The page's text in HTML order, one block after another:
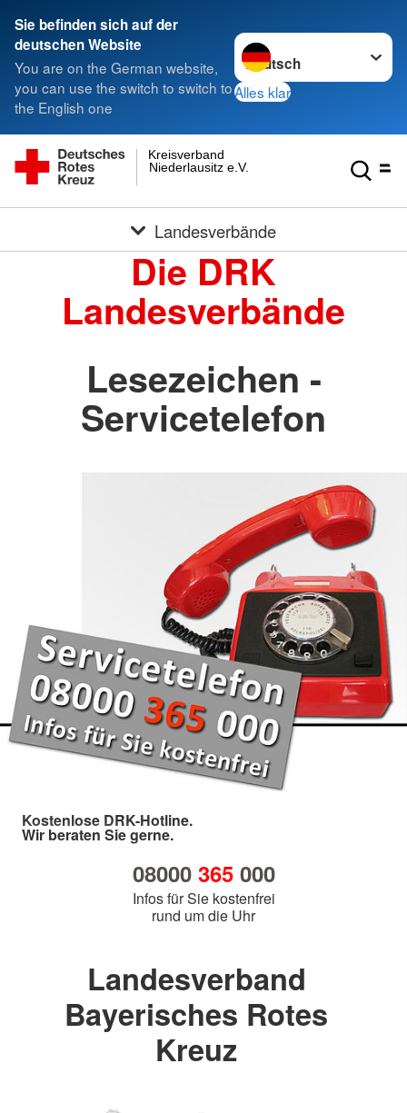
Sie befinden sich auf der
deutschen Website
You are on the German website,
you can use the switch to switch to
the English one
Sprache wechseln zu
Alles klar
Niederlausitz e.V.
Kreisverband
Landesverbände
Die DRK
Landesverbände
Lesezeichen -
Servicetelefon
Kostenlose DRK-Hotline.
Wir beraten Sie gerne.
08000 365000
Infos für Sie kostenfrei
rund um die Uhr
Landesverband
Bayerisches Rotes
Kreuz